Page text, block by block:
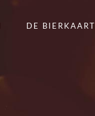
DE BIERKAART